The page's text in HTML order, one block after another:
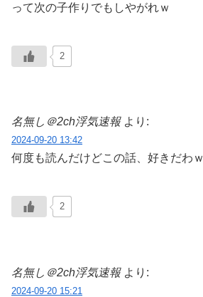
って次の子作りでもしやがれｗ
2
名無し＠2ch浮気速報 より:
2024-09-20 13:42
何度も読んだけどこの話、好きだわｗ
2
名無し＠2ch浮気速報 より:
2024-09-20 15:21